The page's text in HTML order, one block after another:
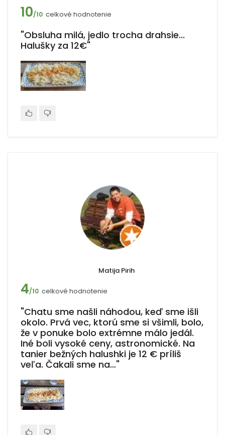
10/10 celkové hodnotenie
"Obsluha milá, jedlo trocha drahsie...
Halušky za 12€"
Matija Pirih
4/10 celkové hodnotenie
"Chatu sme našli náhodou, keď sme išli
okolo. Prvá vec, ktorú sme si všimli, bolo,
že v ponuke bolo extrémne málo jedál.
Iné boli vysoké ceny, astronomické. Na
tanier bežných halushki je 12 € príliš
veľa. Čakali sme na…"